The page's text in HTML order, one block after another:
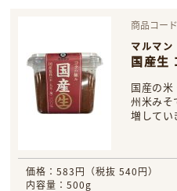
商品コー
マルマン
国産生
国産の米
州米みそ
増してい
価格：583円（税抜 540円）
内容量：500g